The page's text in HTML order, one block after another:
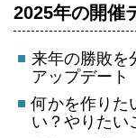
2025年の開催
来年の勝敗を
アップデート
何かを作りた
い？やりたい